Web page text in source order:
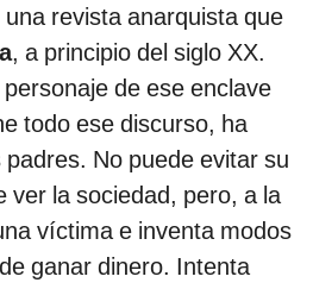
revista anarquista que
, a principio del siglo XX.
de ese enclave
todo ese discurso, ha
No puede evitar su
ver la sociedad, pero, a la
víctima e inventa modos
ganar dinero. Intenta